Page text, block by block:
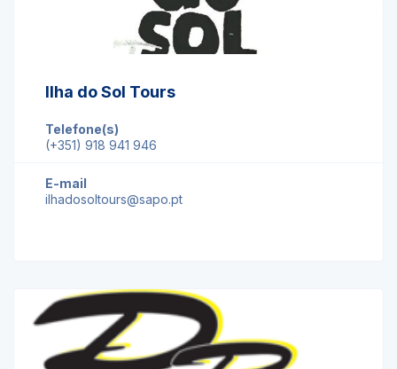
Ilha do Sol Tours
Telefone(s)
(+351) 918 941 946
E-mail
ilhadosoltours@sapo.pt